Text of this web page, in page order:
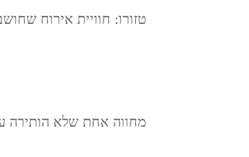
טזורו: חוויית אירוח
מחווה אחת שלא הותירה